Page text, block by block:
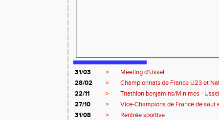
31/03 >
Meeting d'Ussel
28/02
>
Championnats de France U23 et
22/11
>
Triathlon benjamins/Minimes - Ussel
27/10
>
Vice-Champions de France de saut
31/08
>
Rentrée sportive